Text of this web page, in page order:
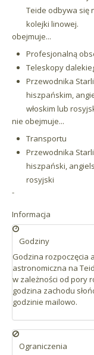
Teide odbywa się
kolejki linowej.
obejmuje...
Profesjonalną
Teleskopy
Przewodnika
hiszpańskim,
włoskim lub
nie obejmuje...
Transportu
Przewodnika
hiszpański,
rosyjski
-
Informacja
Godziny
Godzina rozpoczęcia
astronomiczna na
w zależności od pory
godzina zachodu
godzinie mailowo.
Ograniczenia